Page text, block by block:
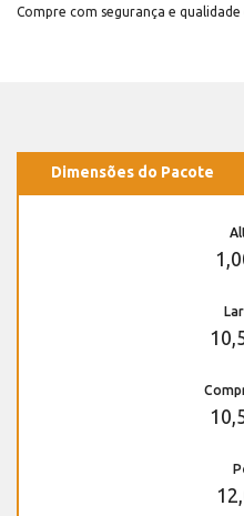
Compre com segurança e qualidade
Dimensões do Pacote